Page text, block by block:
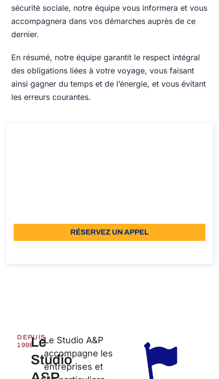
sécurité sociale, notre équipe vous informera et vous
accompagnera dans vos démarches auprès de ce
dernier.
En résumé, notre équipe garantit le respect intégral
des obligations liées à votre voyage, vous faisant
ainsi gagner du temps et de l’énergie, et vous évitant
les erreurs courantes.
RÉSERVEZ UN APPEL
DEPUIS
1998Le
Studio
Le Studio A&P
accompagne les
entreprises et